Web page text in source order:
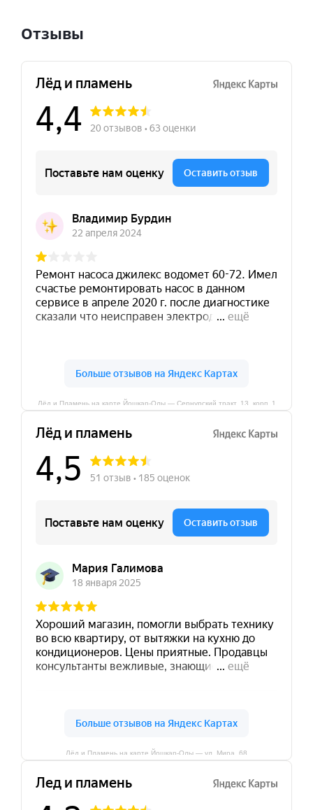
Отзывы
Лёд и Пламень на карте Йошкар‑Олы — Сернурский тракт, 13, корп. 1
Лёд и Пламень на карте Йошкар‑Олы — ул. Мира, 68